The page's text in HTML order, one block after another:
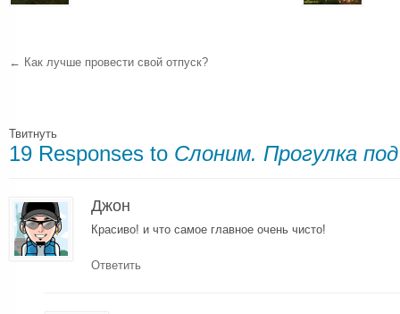
← Как лучше провести свой отпуск?
Твитнуть
19 Responses to Слоним. Прогулка под
Джон
Красиво! и что самое главное очень чисто!
Ответить